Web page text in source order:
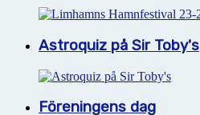
Astroquiz på Sir Toby's
Föreningens dag